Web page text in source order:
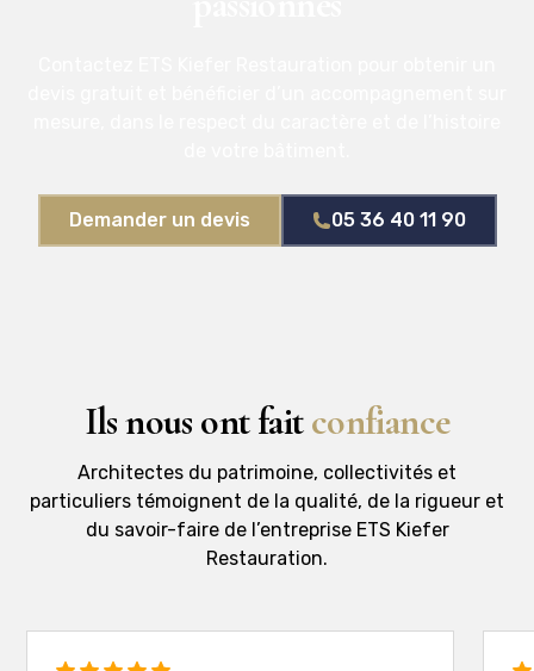
Demander un devis 05 36 40 11 90
Ils nous ont faitconfiance
Architectes du patrimoine, collectivités et
particuliers témoignent de la qualité, de la rigueur et
du savoir-faire de l’entreprise ETS Kiefer
Restauration.